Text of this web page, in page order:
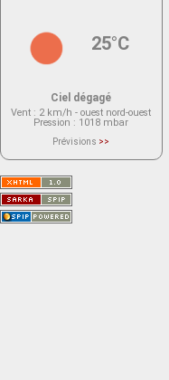
25°C
Ciel dégagé
Vent : 2 km/h - ouest nord-ouest
Pression : 1018 mbar
Prévisions >>
actuellement aucune prévision
Saint-Nom.
Veuillez consulter le message du
service ci-dessous.
(401 - Invalid API key. Please see
https://openweathermap.org/faq#error401